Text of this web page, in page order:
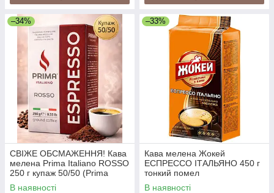
–34%
СВІЖЕ ОБСМАЖЕННЯ! Кава
мелена Prima Italiano ROSSO
250 г купаж 50/50 (Prima
Italiano Espresso Rosso)
В наявності
–33%
Кава мелена Жокей
ЕСПРЕССО ІТАЛЬЯНО 450 г
тонкий помел
В наявності